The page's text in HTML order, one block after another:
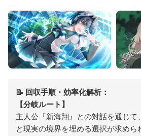
📝 回収手順・効率化解析：
【分岐ルート】
主人公『新海翔』との対話を通じて
と現実の境界を埋める選択が求めら